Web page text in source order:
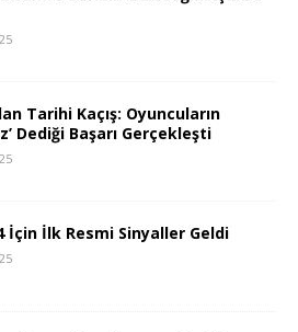
Tarihi Kaçış: Oyuncuların
Dediği Başarı Gerçekleşti
İçin İlk Resmi Sinyaller Geldi